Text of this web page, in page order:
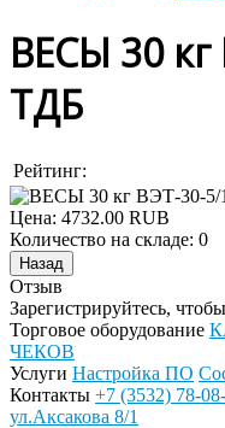
ВЕСЫ 30
ТДБ
Рейтинг:
Цена: 4732.00 RUB
Количество на складе: 0
Отзыв
Зарегистрируйтесь,
Торговое оборудование
ЧЕКОВ
Услуги Настройка ПО
Контакты +7 (3532) 78-
ул.Аксакова 8/1